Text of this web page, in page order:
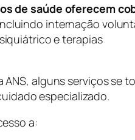
de saúde oferecem
internação
e terapias
alguns serviços se
especializado.
a: